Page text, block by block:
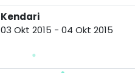
Kendari
03 Okt 2015 - 04 Okt 2015